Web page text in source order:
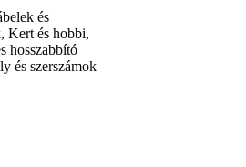
és
, Kert és hobbi,
hosszabbító
és szerszámok